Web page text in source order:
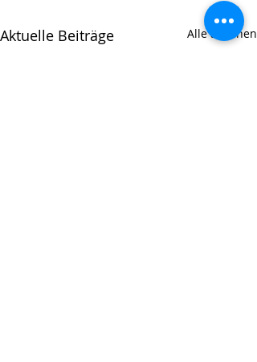
Aktuelle Beiträge Alle ansehen